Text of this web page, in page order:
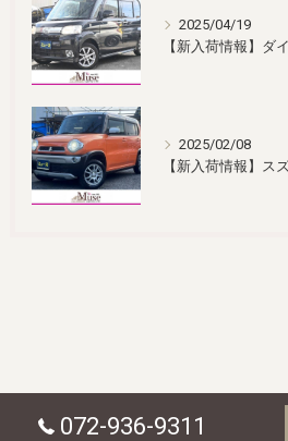
2025/04/19
2025/02/08
072-936-9311